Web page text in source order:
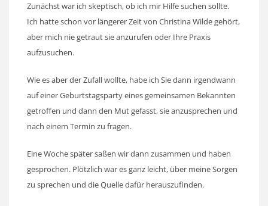
Zunächst war ich skeptisch, ob ich mir Hilfe suchen sollte.
Ich hatte schon vor längerer Zeit von Christina Wilde gehört,
aber mich nie getraut sie anzurufen oder Ihre Praxis
aufzusuchen.
Wie es aber der Zufall wollte, habe ich Sie dann irgendwann
auf einer Geburtstagsparty eines gemeinsamen Bekannten
getroffen und dann den Mut gefasst, sie anzusprechen und
nach einem Termin zu fragen.
Eine Woche später saßen wir dann zusammen und haben
gesprochen. Plötzlich war es ganz leicht, über meine Sorgen
zu sprechen und die Quelle dafür herauszufinden.